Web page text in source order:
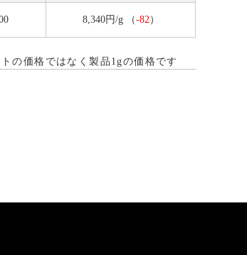
8,340円/g （-82 ）
の価格ではなく製品1gの価格です